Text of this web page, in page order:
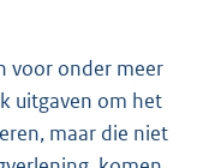
voor onder meer
uitgaven om het
maar die niet